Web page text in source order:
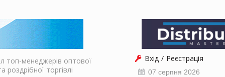
топ-менеджерів оптової
роздрібної торгівлі
Вхід Реєстрація
07 серпня 2026